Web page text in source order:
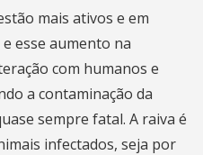
mais ativos e em
esse aumento na
com humanos e
a contaminação da
sempre fatal. A raiva é
infectados, seja por